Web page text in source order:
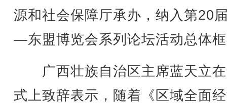
源和社会保障厅承办，纳入第20
—东盟博览会系列论坛活动总体
广西壮族自治区主席蓝天立
式上致辞表示，随着《区域全面